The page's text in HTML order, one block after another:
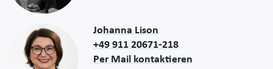
Johanna Lison
+49 911 20671-218
Per Mail kontaktieren